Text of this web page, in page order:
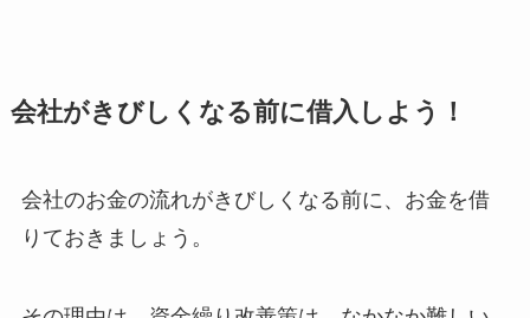
会社がきびしくなる前に借入しよう！
会社のお金の流れがきびしくなる前に、お金を借
りておきましょう。